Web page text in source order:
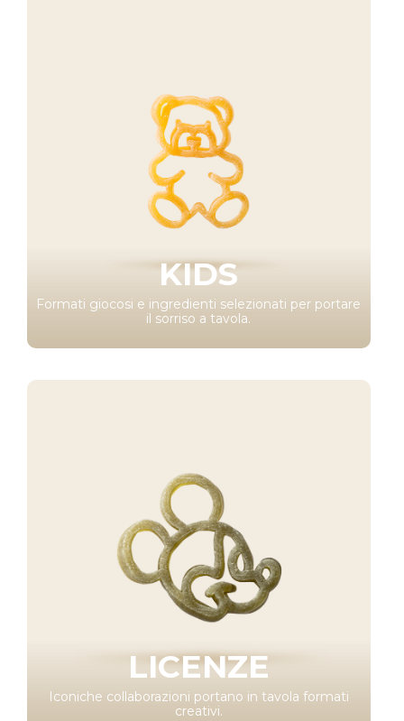
KIDS
Formati giocosi e ingredienti selezionati per portare
il sorriso a tavola.
LICENZE
Iconiche collaborazioni portano in tavola formati
creativi.